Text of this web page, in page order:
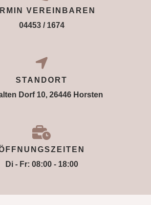
VEREINBAREN
04453 / 1674
STANDORT
Dorf 10, 26446 Horsten
Di - Fr: 08:00 - 18:00